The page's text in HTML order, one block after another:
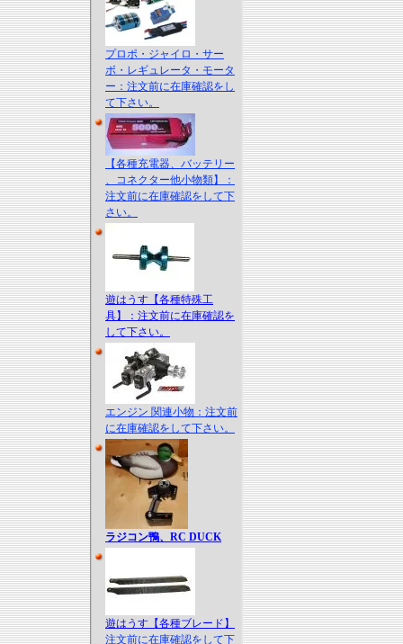
プロポ・ジャイロ・サー
ボ・レギュレータ・モータ
ー：注文前に在庫確認をし
て下さい。
【各種充電器、バッテリー
、コネクター他小物類】：
注文前に在庫確認をして下
さい。
遊はうす【各種特殊工
具】：注文前に在庫確認を
して下さい。
エンジン 関連小物：注文前
に在庫確認をして下さい。
ラジコン鴨、RC DUCK
遊はうす【各種ブレード】
注文前に在庫確認をして下